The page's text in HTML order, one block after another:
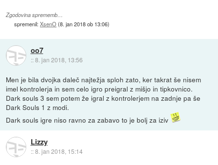
Zgodovina sprememb…
spremenil:XsenO(8. jan 2018 ob 13:06)
oo7
::8. jan 2018, 13:56
Men je bila dvojka daleč najtežja sploh zato, ker takrat še nisem
imel kontrolerja in sem celo igro preigral z mišjo in tipkovnico.
Dark souls 3 sem potem že igral z kontrolerjem na zadnje pa še
Dark Souls 1 z modi.
Dark souls igre niso ravno za zabavo to je bolj za iziv
Lizzy
::8. jan 2018, 15:14